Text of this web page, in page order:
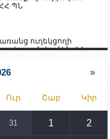
ՊՆ
ուղեկցողի
գտնվում են ՀՀ
ներքո
համար շահավետ
»
Ուր Շաբ Կիր
31 1 2